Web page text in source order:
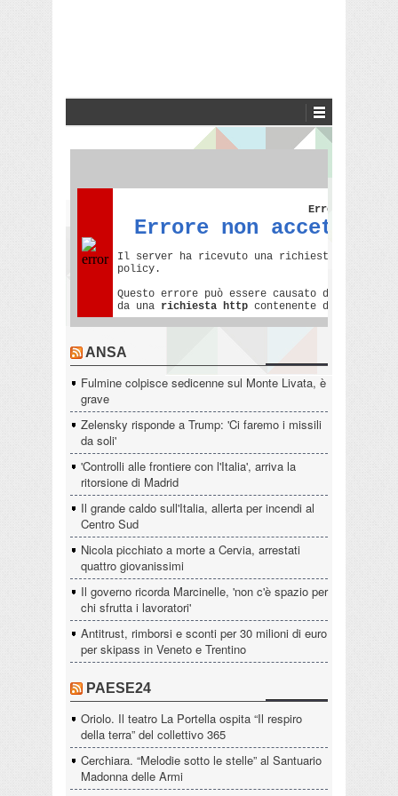
ANSA
Fulmine colpisce sedicenne sul Monte Livata, è
grave
Zelensky risponde a Trump: 'Ci faremo i missili
da soli'
'Controlli alle frontiere con l'Italia', arriva la
ritorsione di Madrid
Il grande caldo sull'Italia, allerta per incendi al
Centro Sud
Nicola picchiato a morte a Cervia, arrestati
quattro giovanissimi
Il governo ricorda Marcinelle, 'non c'è spazio per
chi sfrutta i lavoratori'
Antitrust, rimborsi e sconti per 30 milioni di euro
per skipass in Veneto e Trentino
PAESE24
Oriolo. Il teatro La Portella ospita “Il respiro
della terra” del collettivo 365
Cerchiara. “Melodie sotto le stelle” al Santuario
Madonna delle Armi